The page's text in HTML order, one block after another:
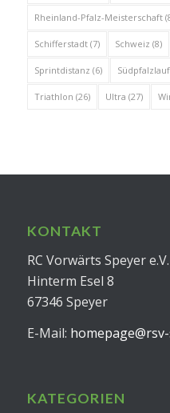
Rheinland-Pfalz-Meisterschaft
Schifferstadt(7) Schweiz (8)
Sprintdistanz (6) Südpfalzlauf
Triathlon (26) Ultra (27)
KONTAKT
RC Vorwärts Speyer e.V.
Hinterm Esel 8
67346 Speyer
E-Mail:
KATEGORIEN